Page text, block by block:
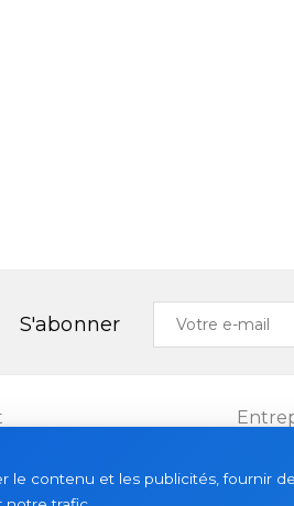
S'abonner
Votre
le contenu et les publicités, fournir